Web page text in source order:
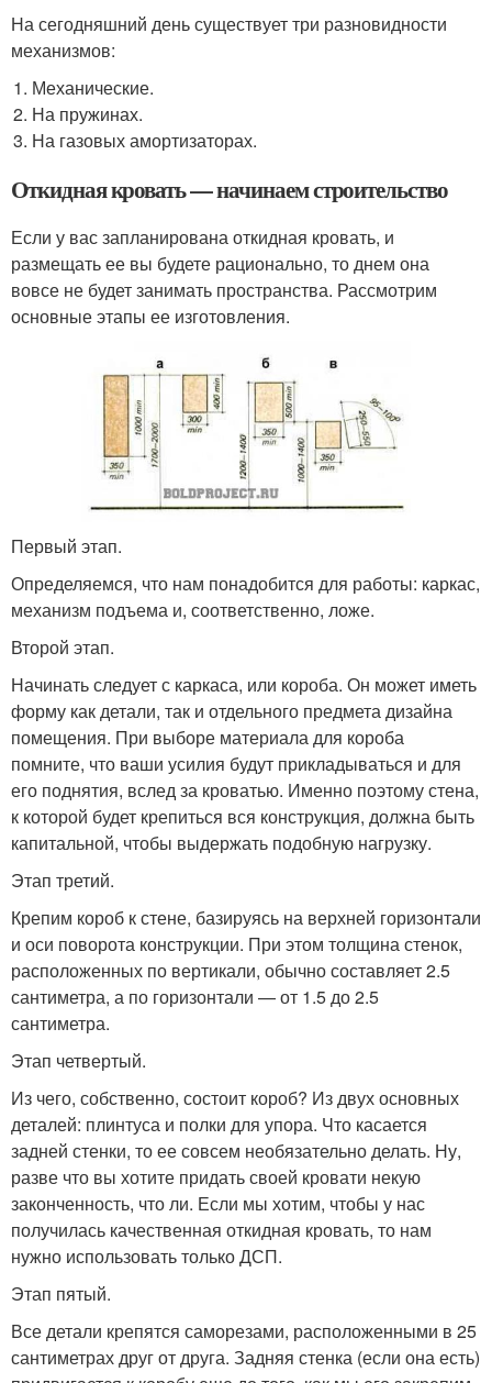
На сегодняшний день существует три разновидности
механизмов:
Механические.
На пружинах.
На газовых амортизаторах.
Откидная кровать — начинаем строительство
Если у вас запланирована откидная кровать, и
размещать ее вы будете рационально, то днем она
вовсе не будет занимать пространства. Рассмотрим
основные этапы ее изготовления.
Первый этап.
Определяемся, что нам понадобится для работы: каркас,
механизм подъема и, соответственно, ложе.
Второй этап.
Начинать следует с каркаса, или короба. Он может иметь
форму как детали, так и отдельного предмета дизайна
помещения. При выборе материала для короба
помните, что ваши усилия будут прикладываться и для
его поднятия, вслед за кроватью. Именно поэтому стена,
к которой будет крепиться вся конструкция, должна быть
капитальной, чтобы выдержать подобную нагрузку.
Этап третий.
Крепим короб к стене, базируясь на верхней горизонтали
и оси поворота конструкции. При этом толщина стенок,
расположенных по вертикали, обычно составляет 2.5
сантиметра, а по горизонтали — от 1.5 до 2.5
сантиметра.
Этап четвертый.
Из чего, собственно, состоит короб? Из двух основных
деталей: плинтуса и полки для упора. Что касается
задней стенки, то ее совсем необязательно делать. Ну,
разве что вы хотите придать своей кровати некую
законченность, что ли. Если мы хотим, чтобы у нас
получилась качественная откидная кровать, то нам
нужно использовать только ДСП.
Этап пятый.
Все детали крепятся саморезами, расположенными в 25
сантиметрах друг от друга. Задняя стенка (если она есть)